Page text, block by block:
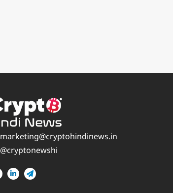
marketing@cryptohindinews.in
@cryptonewshi